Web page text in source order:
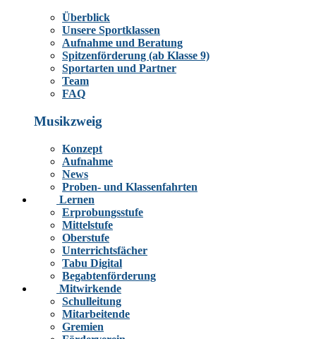
Überblick
Unsere Sportklassen
Aufnahme und Beratung
Spitzenförderung (ab Klasse 9)
Sportarten und Partner
Team
FAQ
Musikzweig
Konzept
Aufnahme
News
Proben- und Klassenfahrten
Lernen
Erprobungsstufe
Mittelstufe
Oberstufe
Unterrichtsfächer
Tabu Digital
Begabtenförderung
Mitwirkende
Schulleitung
Mitarbeitende
Gremien